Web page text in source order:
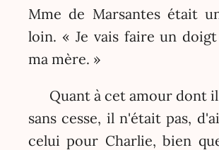
Mme de Marsantes était
loin. « Je vais faire un
ma mère. »
Quant à cet amour dont
sans cesse, il n'était pas,
celui pour Charlie, bien